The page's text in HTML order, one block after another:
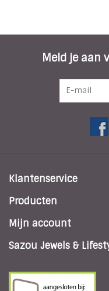
Meld je aan
Klantenservice
Producten
Mijn account
Sazou Jewels &